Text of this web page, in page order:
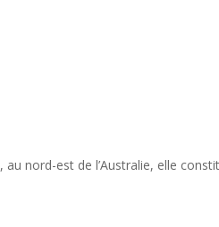
, au nord-est de l’Australie, elle